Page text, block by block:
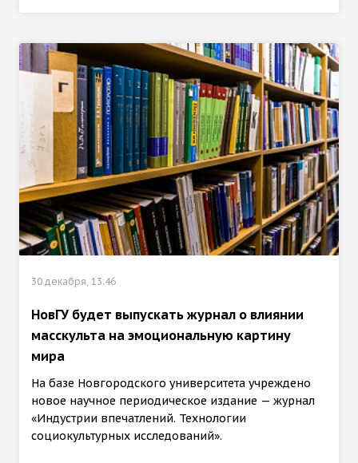
30 декабря, 13:46
НовГУ будет выпускать журнал о влиянии
масскульта на эмоциональную картину
мира
На базе Новгородского университета учреждено
новое научное периодическое издание — журнал
«Индустрии впечатлений. Технологии
социокультурных исследований».